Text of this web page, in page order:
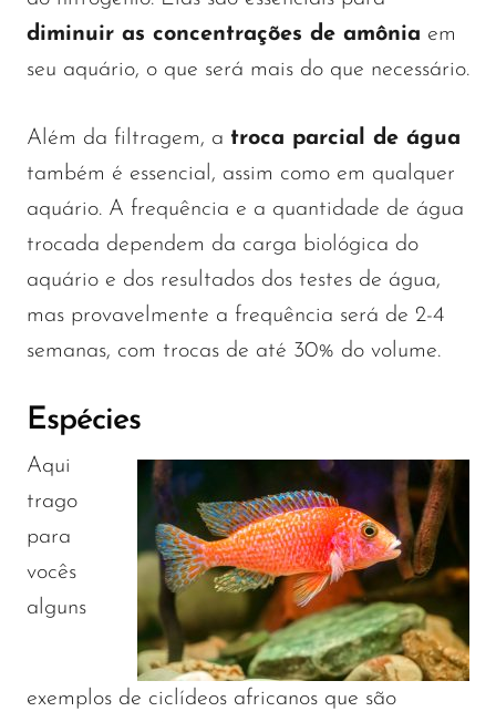
diminuir as concentrações de amônia em
seu aquário, o que será mais do que necessário.
Além da filtragem, a troca parcial de água
também é essencial, assim como em qualquer
aquário. A frequência e a quantidade de água
trocada dependem da carga biológica do
aquário e dos resultados dos testes de água,
mas provavelmente a frequência será de 2-4
semanas, com trocas de até 30% do volume.
Espécies
Aqui
trago
para
vocês
alguns
exemplos de ciclídeos africanos que são